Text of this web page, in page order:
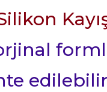
edilebilir